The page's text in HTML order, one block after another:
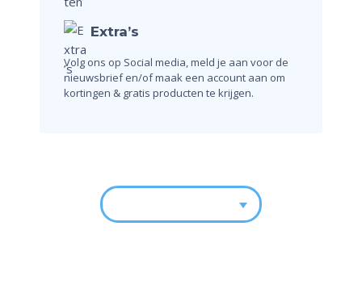
Extra’s
Volg ons op Social media, meld je aan voor de
nieuwsbrief en/of maak een account aan om
kortingen & gratis producten te krijgen.